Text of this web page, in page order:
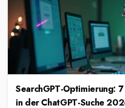
SearchGPT-Optimierung:
in der ChatGPT-Suche